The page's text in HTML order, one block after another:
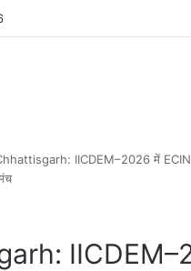
IICDEM–2026 में